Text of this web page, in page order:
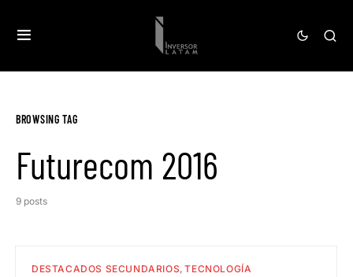
BROWSING TAG
Futurecom 2016
9 posts
DESTACADOS SECUNDARIOS TECNOLOGÍA